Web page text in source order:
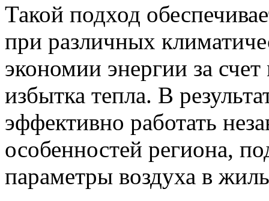
Такой подход
при различных
экономии энергии за
избытка тепла. В
эффективно работать
особенностей региона,
параметры воздуха в